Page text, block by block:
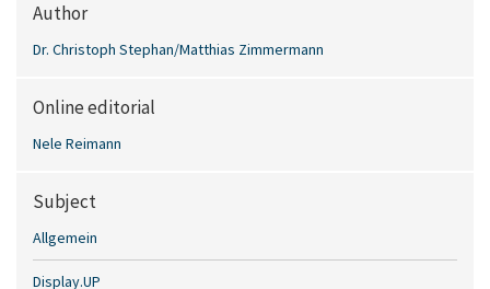
Author
Dr. Christoph Stephan/Matthias Zimmermann
Online editorial
Nele Reimann
Subject
Allgemein
Display.UP